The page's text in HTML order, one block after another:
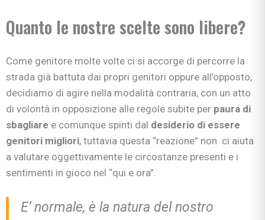
Quanto le nostre scelte sono libere?
Come genitore molte volte ci si accorge di percorre la
strada già battuta dai propri genitori oppure all’opposto,
decidiamo di agire nella modalità contraria, con un atto
di volontà in opposizione alle regole subite per paura di
sbagliare e comunque spinti dal desiderio di essere
genitori migliori, tuttavia questa “reazione” non ci aiuta
a valutare oggettivamente le circostanze presenti e i
sentimenti in gioco nel “qui e ora”.
E’ normale, è la natura del nostro